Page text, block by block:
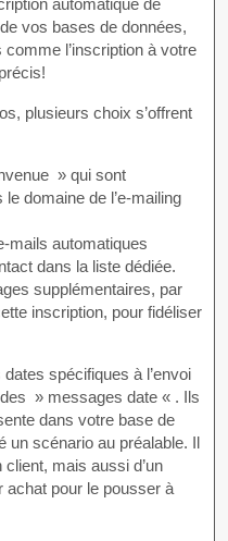
automatique de
vos bases de données,
l’inscription à votre
plusieurs choix s’offrent
» qui sont
domaine de l’e-mailing
mails automatiques
dans la liste dédiée.
supplémentaires, par
inscription, pour fidéliser
spécifiques à l’envoi
» messages date « . Ils
dans votre base de
un scénario au préalable. Il
client, mais aussi d’un
achat pour le pousser à